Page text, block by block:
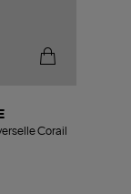
Corail